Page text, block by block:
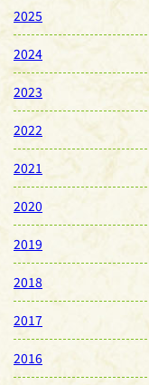
2025
2024
2023
2022
2021
2020
2019
2018
2017
2016